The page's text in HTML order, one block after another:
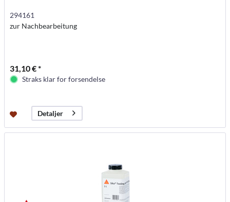
294161
zur Nachbearbeitung
31,10 € *
Straks klar for forsendelse
Detaljer